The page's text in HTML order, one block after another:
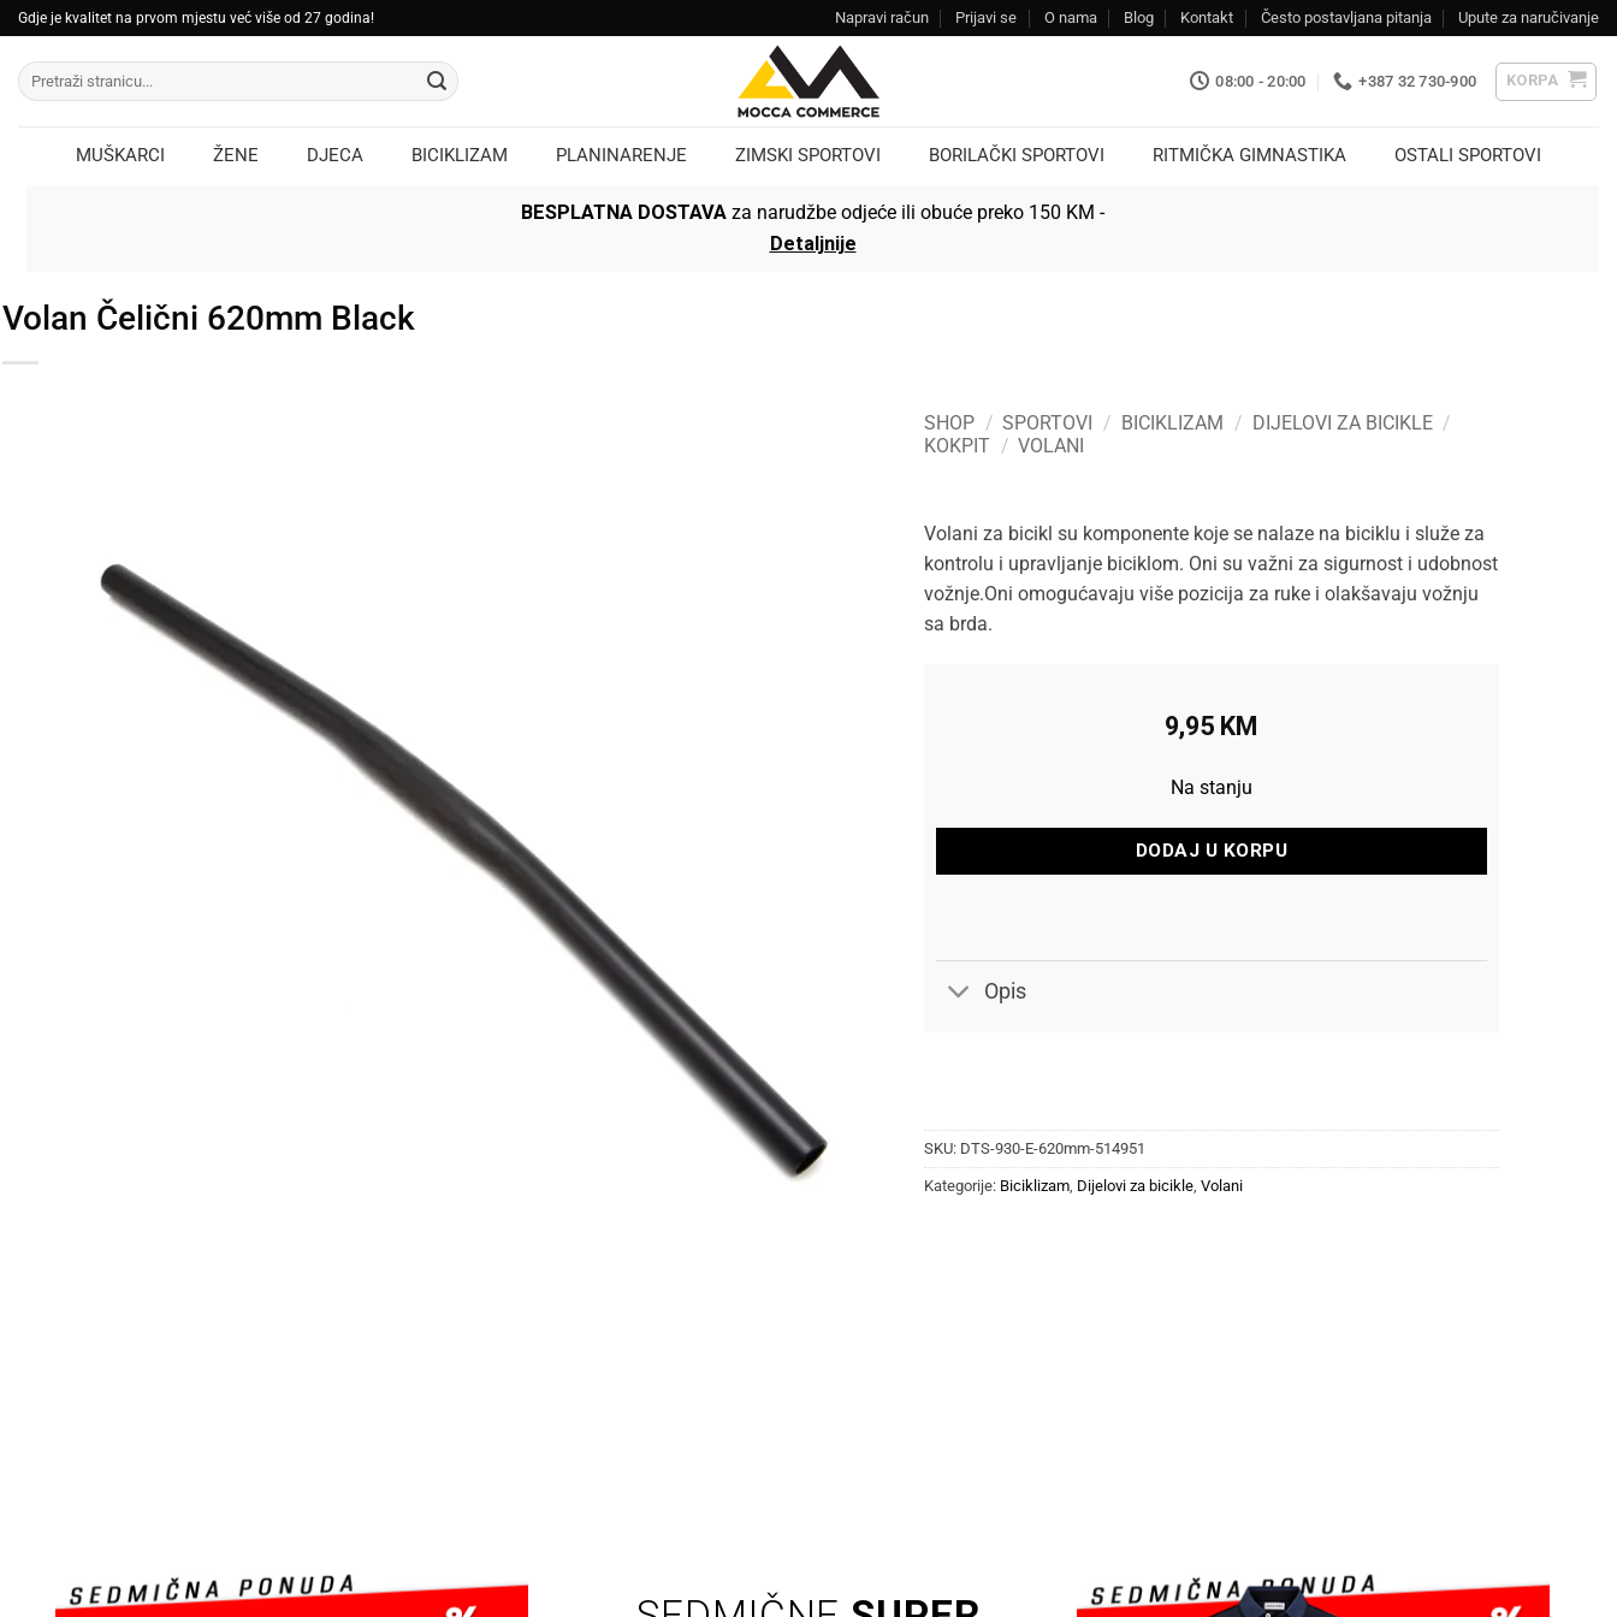
Skip
to
content
Gdje je kvalitet na prvom mjestu već više od 27 godina! Napravi račun Prijavi se O nama Blog Kontakt Često postavljana pitanja Upute za naručivanje
Pretraži:
08:00 - 20:00 +387 32 730-900 KORPA
MUŠKARCI ŽENE DJECA BICIKLIZAM PLANINARENJE ZIMSKI SPORTOVI BORILAČKI SPORTOVI RITMIČKA GIMNASTIKA OSTALI SPORTOVI
BESPLATNA DOSTAVA za narudžbe odjeće ili obuće preko 150 KM -
Detaljnije
Volan Čelični 620mm Black
SHOP / SPORTOVI / BICIKLIZAM / DIJELOVI ZA BICIKLE /
KOKPIT / VOLANI
Volani za bicikl su komponente koje se nalaze na biciklu i služe za
kontrolu i upravljanje biciklom. Oni su važni za sigurnost i udobnost
vožnje.Oni omogućavaju više pozicija za ruke i olakšavaju vožnju
sa brda.
9,95 KM
Na stanju
DODAJ U KORPU
Opis
SKU: DTS-930-E-620mm-514951
Kategorije: Biciklizam, Dijelovi za bicikle, Volani